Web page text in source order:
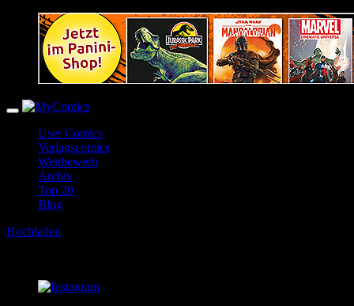
User Comics
Verlagscomics
Wettbewerb
Archiv
Top 20
Blog
Hochladen